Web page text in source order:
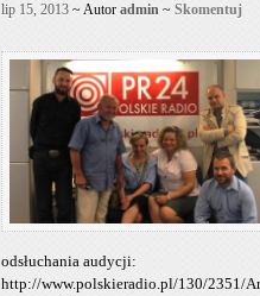
lip 15, 2013 ~ Autor admin ~ Skomentuj
odsłuchania audycji:
http://www.polskieradio.pl/130/2351/